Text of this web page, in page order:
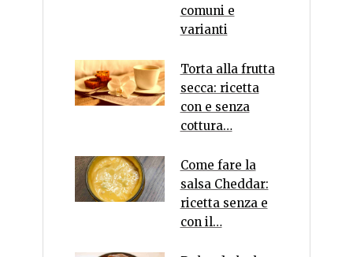
comuni e
varianti
Torta alla frutta
secca: ricetta
con e senza
cottura…
Come fare la
salsa Cheddar:
ricetta senza e
con il…